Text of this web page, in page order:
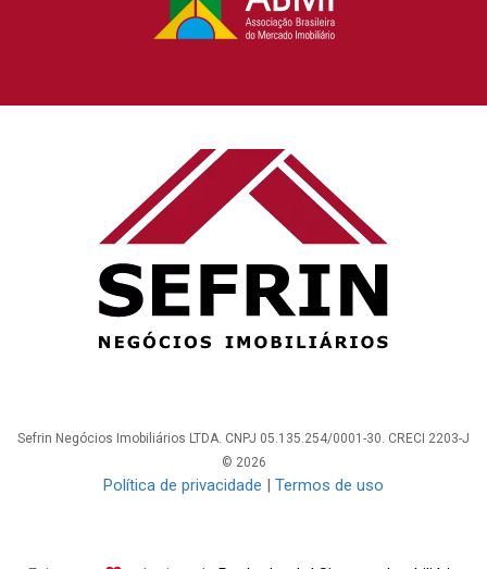
Sefrin Negócios Imobiliários LTDA. CNPJ 05.135.254/0001-30. CRECI 2203-J
© 2026
Política de privacidade | Termos de uso